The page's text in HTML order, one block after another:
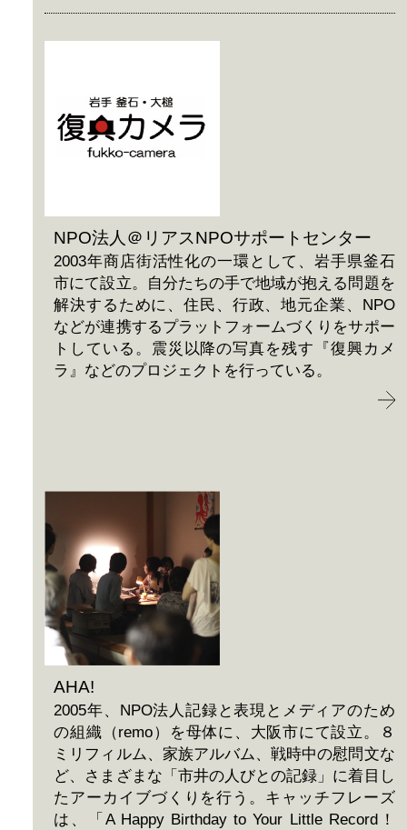
NPO法人＠リアスNPOサポートセンター
2003年商店街活性化の一環として、岩手県釜石
市にて設立。自分たちの手で地域が抱える問題を
解決するために、住民、行政、地元企業、NPO
などが連携するプラットフォームづくりをサポー
トしている。震災以降の写真を残す『復興カメ
ラ』などのプロジェクトを行っている。
AHA!
2005年、NPO法人記録と表現とメディアのため
の組織（remo）を母体に、大阪市にて設立。８
ミリフィルム、家族アルバム、戦時中の慰問文な
ど、さまざまな「市井の人びとの記録」に着目し
たアーカイブづくりを行う。キャッチフレーズ
は、「A Happy Birthday to Your Little Record！